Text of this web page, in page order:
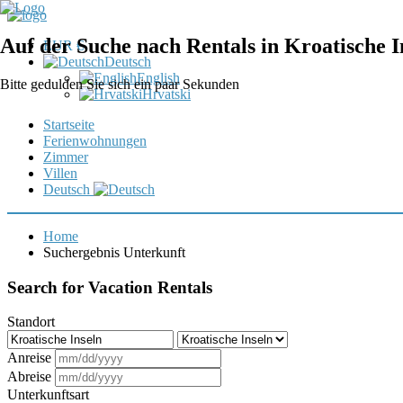
EUR €
Deutsch
English
Hrvatski
Startseite
Ferienwohnungen
Zimmer
Villen
Deutsch
Auf der Suche nach Rentals in Kroatische
Bitte gedulden Sie sich ein paar Sekunden
Home
Suchergebnis Unterkunft
Search for Vacation Rentals
Standort
Anreise
Abreise
Unterkunftsart